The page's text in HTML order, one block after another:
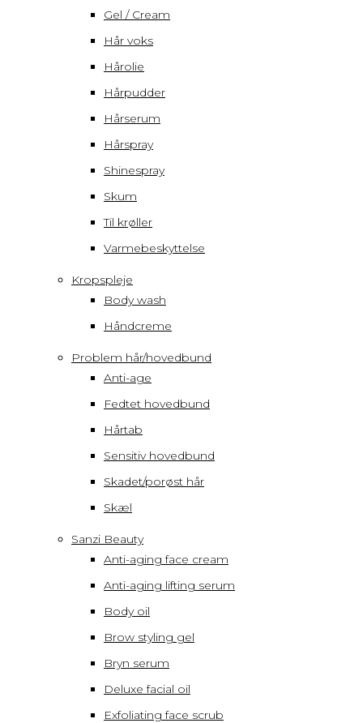
Gel / Cream
Hår voks
Hårolie
Hårpudder
Hårserum
Hårspray
Shinespray
Skum
Til krøller
Varmebeskyttelse
Kropspleje
Body wash
Håndcreme
Problem hår/hovedbund
Anti-age
Fedtet hovedbund
Hårtab
Sensitiv hovedbund
Skadet/porøst hår
Skæl
Sanzi Beauty
Anti-aging face cream
Anti-aging lifting serum
Body oil
Brow styling gel
Bryn serum
Deluxe facial oil
Exfoliating face scrub